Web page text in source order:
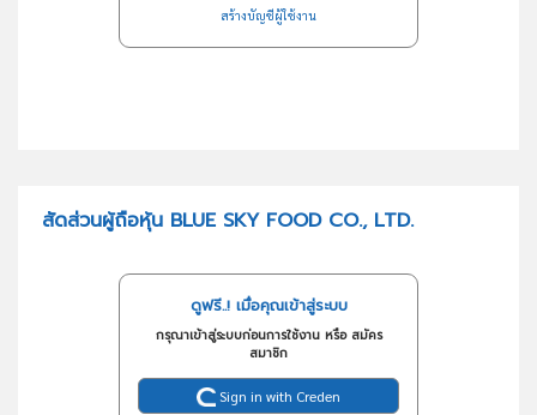
สร้างบัญชีผู้ใช้งาน
สัดส่วนผู้ถือหุ้น BLUE SKY FOOD CO., LTD.
ดูฟรี..! เมื่อคุณเข้าสู่ระบบ
กรุณาเข้าสู่ระบบก่อนการใช้งาน หรือ สมัคร
สมาชิก
Sign in with Creden